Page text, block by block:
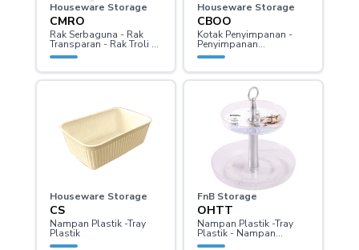
Houseware Storage
CMRO
Rak Serbaguna - Rak
Transparan - Rak Troli -
Trolley
Houseware Storage
CBOO
Kotak Penyimpanan -
Penyimpanan
Transparan
Houseware Storage
CS
Nampan Plastik -Tray
Plastik
FnB Storage
OHTT
Nampan Plastik -Tray
Plastik - Nampan
Bertingkat - Tray